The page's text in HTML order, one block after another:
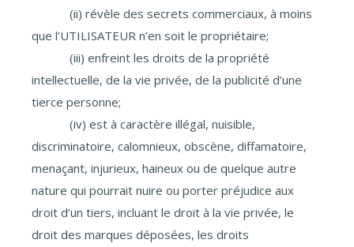
(ii) révèle des secrets commerciaux, à moins
que l’UTILISATEUR n’en soit le propriétaire;
(iii) enfreint les droits de la propriété
intellectuelle, de la vie privée, de la publicité d’une
tierce personne;
(iv) est à caractère illégal, nuisible,
discriminatoire, calomnieux, obscène, diffamatoire,
menaçant, injurieux, haineux ou de quelque autre
nature qui pourrait nuire ou porter préjudice aux
droit d’un tiers, incluant le droit à la vie privée, le
droit des marques déposées, les droits